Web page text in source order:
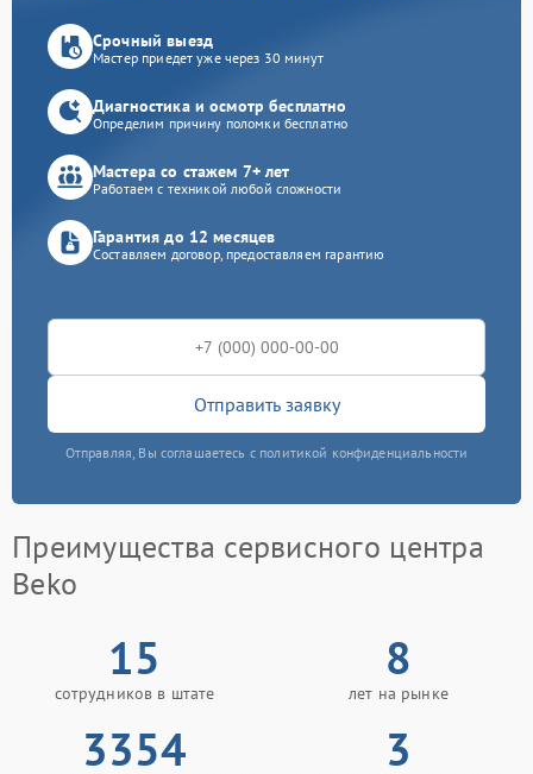
Срочный выезд
Мастер приедет уже через 30 минут
Диагностика и осмотр бесплатно
Определим причину поломки бесплатно
Мастера со стажем 7+ лет
Работаем с техникой любой сложности
Гарантия до 12 месяцев
Составляем договор, предоставляем гарантию
Отправить заявку
Отправляя, Вы соглашаетесь с политикой конфиденциальности
Преимущества сервисного центра
Beko
15
сотрудников в штате
8
лет на рынке
3354 3